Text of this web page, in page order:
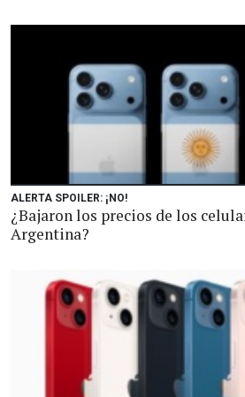
ALERTA SPOILER: ¡NO!
¿Bajaron los precios de los
Argentina?